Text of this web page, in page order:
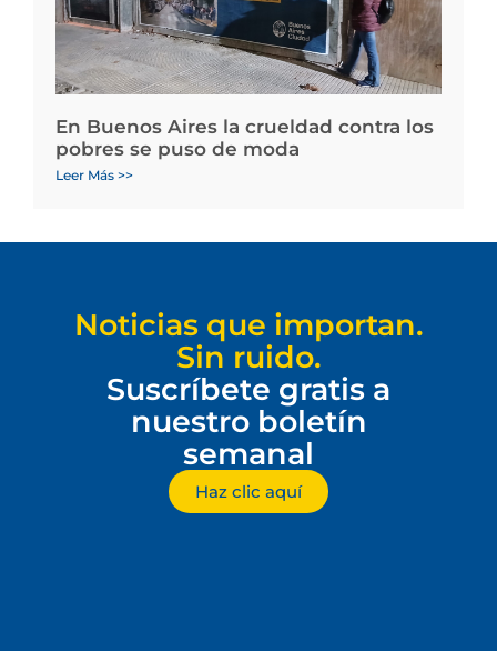
En Buenos Aires la crueldad contra los
pobres se puso de moda
Leer Más >>
Noticias que importan.
Sin ruido.
Suscríbete gratis a
nuestro boletín
semanal
Haz clic aquí